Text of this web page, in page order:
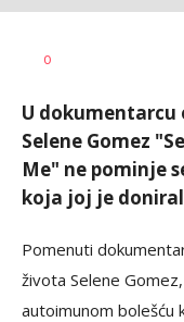
AUTOR
0
U dokumentarcu
Selene Gomez
Me" ne pominje
koja joj je
Pomenuti
života Selene
autoimunom bolešću